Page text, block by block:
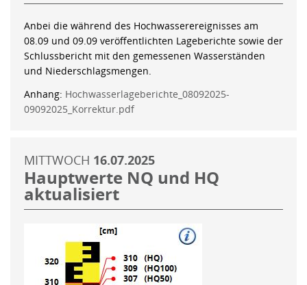
Anbei die während des Hochwasserereignisses am
08.09 und 09.09 veröffentlichten Lageberichte sowie der
Schlussbericht mit den gemessenen Wasserständen
und Niederschlagsmengen.
Anhang: Hochwasserlageberichte_08092025-
09092025_Korrektur.pdf
MITTWOCH 16.07.2025
Hauptwerte NQ und HQ
aktualisiert